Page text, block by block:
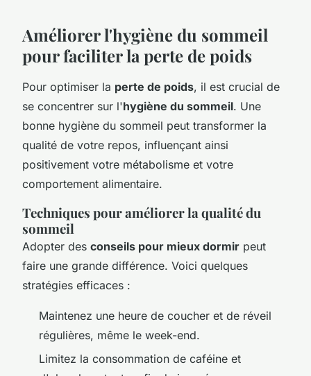
Améliorer l'hygiène du sommeil
pour faciliter la perte de poids
Pour optimiser la perte de poids, il est crucial de
se concentrer sur l'hygiène du sommeil. Une
bonne hygiène du sommeil peut transformer la
qualité de votre repos, influençant ainsi
positivement votre métabolisme et votre
comportement alimentaire.
Techniques pour améliorer la qualité du
sommeil
Adopter des conseils pour mieux dormir peut
faire une grande différence. Voici quelques
stratégies efficaces :
Maintenez une heure de coucher et de réveil
régulières, même le week-end.
Limitez la consommation de caféine et